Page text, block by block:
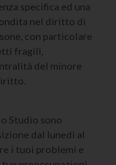
specifica ed una
nel diritto di
con particolare
fragili,
del minore
Studio sono
dal lunedì al
i tuoi problemi e